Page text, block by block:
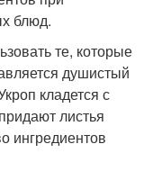
блюд.
те, которые
душистый
кладется с
листья
ингредиентов